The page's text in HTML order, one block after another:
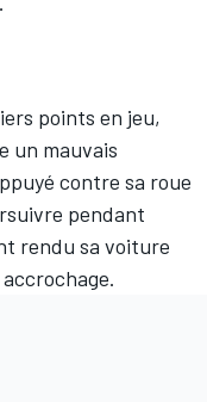
points en jeu,
un mauvais
contre sa roue
pendant
rendu sa voiture